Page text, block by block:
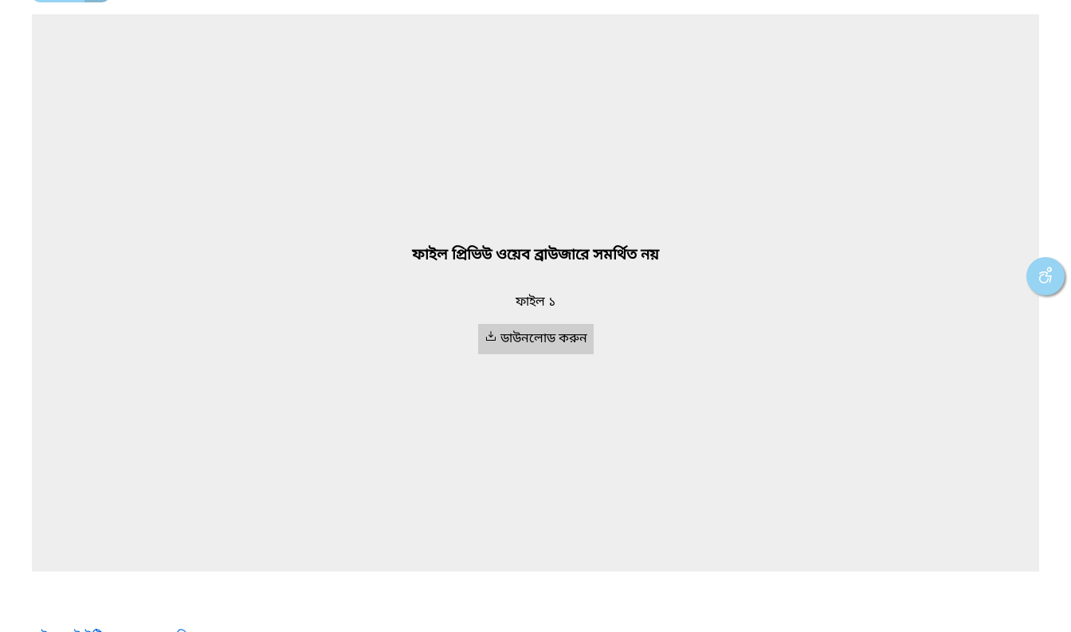
ফাইল প্রিভিউ ওয়েব ব্রাউজারে সমর্থিত নয়
ফাইল ১
ডাউনলোড করুন